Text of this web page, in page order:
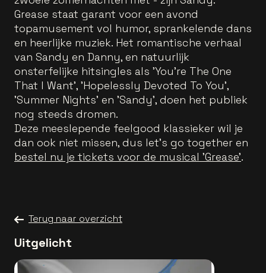
Grease staat garant voor een avond
topamusement vol humor, sprankelende dans
en heerlijke muziek. Het romantische verhaal
van Sandy en Danny, en natuurlijk
onsterfelijke hitsingles als 'You’re The One
That I Want', 'Hopelessly Devoted To You',
'Summer Nights' en 'Sandy', doen het publiek
nog steeds dromen.
Deze meeslepende feelgood klassieker wil je
dan ook niet missen, dus let’s go together en
bestel nu je tickets voor de musical 'Grease'.
Terug naar overzicht
Uitgelicht